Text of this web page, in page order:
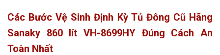
Các Bước Vệ Sinh Định Kỳ Tủ Đông Cũ Hãng
Sanaky 860 lít VH-8699HY Đúng Cách An
Toàn Nhất